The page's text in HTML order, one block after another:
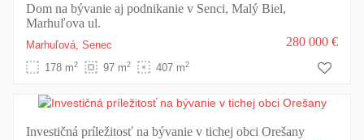
Dom na bývanie aj podnikanie v Senci, Malý Biel,
Marhuľova ul.
Marhuľová, Senec
178 m2 97 m2 407 m2
280 000 €
Investičná príležitosť na bývanie v tichej obci Orešany